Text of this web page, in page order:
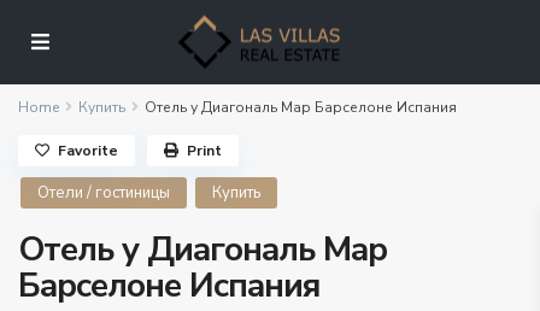
Home Купить Отель у Диагональ Мар Барселоне Испания
Отели / гостиницы Купить
Отель у Диагональ Мар
Барселоне Испания
Favorite Print